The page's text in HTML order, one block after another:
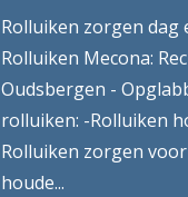
Rolluiken zorgen
Rolluiken Mecona:
Oudsbergen -
rolluiken: -Rolluiken
Rolluiken zorgen
houde...